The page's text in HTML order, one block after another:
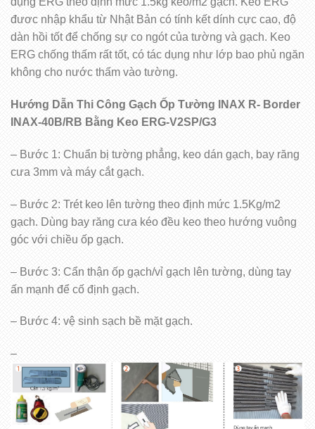
đươc nhập khẩu từ Nhật Bản có tính kết dính cực cao, độ
dàn hồi tốt để chống sự co ngót của tường và gạch. Keo
ERG chống thấm rất tốt, có tác dụng như lớp bao phủ ngăn
không cho nước thấm vào tường.
Hướng Dẫn Thi Công Gạch Ốp Tường INAX R- Border
INAX-40B/RB Bằng Keo ERG-V2SP/G3
– Bước 1: Chuẩn bị tường phẳng, keo dán gạch, bay răng
cưa 3mm và máy cắt gạch.
– Bước 2: Trét keo lên tường theo định mức 1.5Kg/m2
gạch. Dùng bay răng cưa kéo đều keo theo hướng vuông
góc với chiều ốp gạch.
– Bước 3: Cẩn thận ốp gạch/vỉ gạch lên tường, dùng tay
ấn mạnh để cố định gạch.
– Bước 4: vệ sinh sạch bề mặt gạch.
–